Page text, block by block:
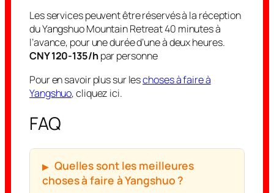
Les services peuvent être réservés à la réception
du Yangshuo Mountain Retreat 40 minutes à
l’avance, pour une durée d’une à deux heures.
CNY 120-135/hpar personne
Pour en savoir plus sur leschoses à faire à
Yangshuo, cliquez ici.
FAQ
Quelles sont les meilleures
choses à faire à Yangshuo ?